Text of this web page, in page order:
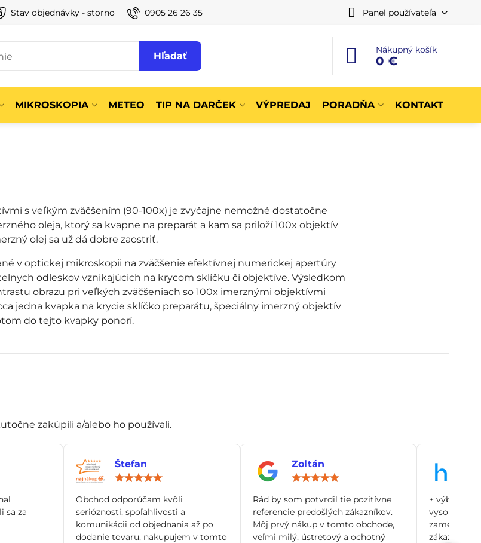
Stav objednávky - storno 0905 26 26 35 Panel používateľa
Hľadať
Nákupný košík
0 €
MIKROSKOPIA METEO TIP NA DARČEK VÝPREDAJ PORADŇA KONTAKT
s veľkým zväčšením (90-100x) je zvyčajne nemožné dostatočne
oleja, ktorý sa kvapne na preparát a kam sa priloží 100x objektív
olej sa už dá dobre zaostriť.
v optickej mikroskopii na zväčšenie efektívnej numerickej apertúry
odleskov vznikajúcich na krycom sklíčku či objektíve. Výsledkom
obrazu pri veľkých zväčšeniach so 100x imerznými objektívmi
jedna kvapka na krycie sklíčko preparátu, špeciálny imerzný objektív
do tejto kvapky ponorí.
zakúpili a/alebo ho používali.
sa za
Štefan
Obchod odporúčam kvôli
serióznosti, spoľahlivosti a
komunikácii od objednania až po
dodanie tovaru, nakupujem v tomto
Zoltán
/
5
Rád by som potvrdil tie pozitívne
referencie predošlých zákazníkov.
Môj prvý nákup v tomto obchode,
veľmi milý, ústretový a ochotný
+ výborný
vysoko
zamerané
zákazníka,